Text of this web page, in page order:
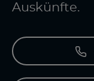
Auskünfte.